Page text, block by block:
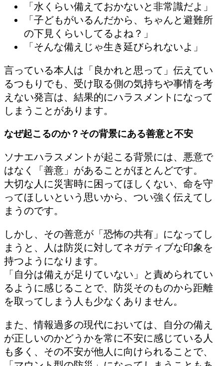
「水くらい備えておかないと非常識だよ」
「子どもがいるんだから、ちゃんと避難所
の下見くらいしてるよね？」
「そんな備えじゃ生き延びられないよ」
言っている本人は「良かれと思って」伝えてい
るつもりでも、受け取る側の気持ちや事情を考
えない発言は、結果的にハラスメントになって
しまうことがあります。
なぜ起こるのか？その背景にある善意と不安
ソナエハラスメントが起こる背景には、悪意で
はなく「善意」があることがほとんどです。
大切な人に災害時に困ってほしくない、命を守
ってほしいという思いから、つい強く伝えてし
まうのです。
しかし、その善意が「恐怖の共有」になってし
まうと、人は防災に対してネガティブな印象を
持つようになります。
「自分は備えが足りていない」と責められてい
るように感じることで、防災そのものから距離
を取ってしまう人も少なくありません。
また、情報過多の現代においては、自分の備え
が正しいのかどうかを常に不安に感じている人
も多く、その不安が他人に向けられることで、